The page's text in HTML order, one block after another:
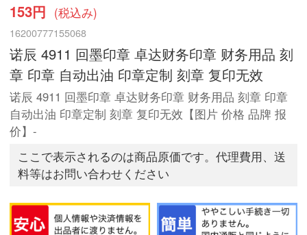
153円 (税込み)
16200777155068
诺辰 4911 回墨印章 卓达财务印章 财务用品 刻
章 印章 自动出油 印章定制 刻章 复印无效
诺辰 4911 回墨印章 卓达财务印章 财务用品 刻章 印章
自动出油 印章定制 刻章 复印无效【图片 价格 品牌 报
价】-
ここで表示されるのは商品原価です。代理費用、送
料等はお問い合わせください